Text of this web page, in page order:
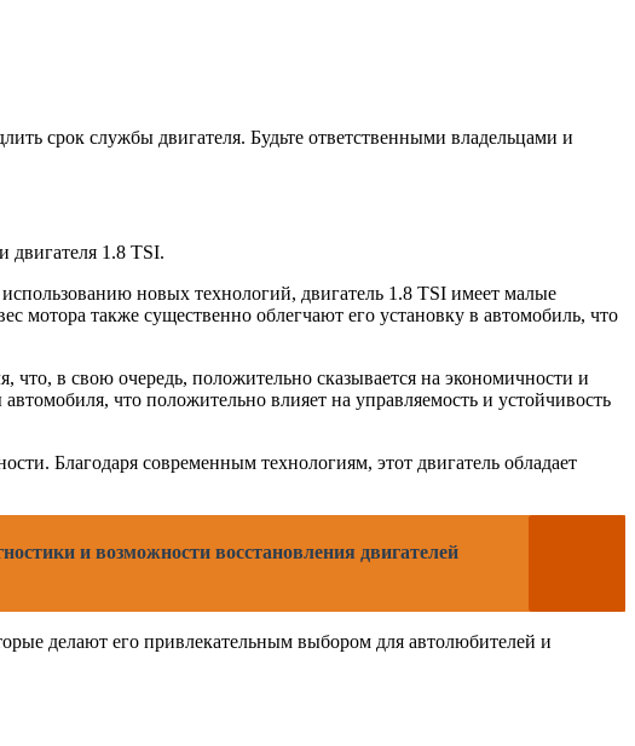
срок службы двигателя. Будьте ответственными владельцами и
двигателя 1.8 TSI.
новых технологий, двигатель 1.8 TSI имеет малые
мотора также существенно облегчают его установку в автомобиль, что
в свою очередь, положительно сказывается на экономичности и
что положительно влияет на управляемость и устойчивость
Благодаря современным технологиям, этот двигатель обладает
и возможности восстановления двигателей
делают его привлекательным выбором для автолюбителей и